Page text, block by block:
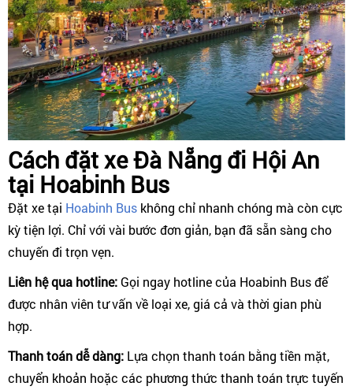
Cách đặt xe Đà Nẵng đi Hội An
tại Hoabinh Bus
Đặt xe tại Hoabinh Bus không chỉ nhanh chóng mà còn cực
kỳ tiện lợi. Chỉ với vài bước đơn giản, bạn đã sẵn sàng cho
chuyến đi trọn vẹn.
Liên hệ qua hotline: Gọi ngay hotline của Hoabinh Bus để
được nhân viên tư vấn về loại xe, giá cả và thời gian phù
hợp.
Thanh toán dễ dàng: Lựa chọn thanh toán bằng tiền mặt,
chuyển khoản hoặc các phương thức thanh toán trực tuyến